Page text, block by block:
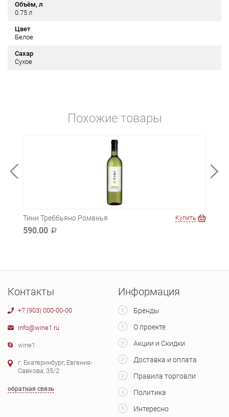
Объём, л
0.75 л
Цвет
Белое
Сахар
Сухое
Похожие товары
Тини Треббьяно Романья
590.00 a
Купить
Контакты
+7 (903) 000-00-00
info@wine1.ru
wine1
г. Екатеринбург, Евгения-
Савкова, 35/2
обратная связь
Информация
Бренды
О проекте
Акции и Скидки
Доставка и оплата
Правила торговли
Политика
Интересно